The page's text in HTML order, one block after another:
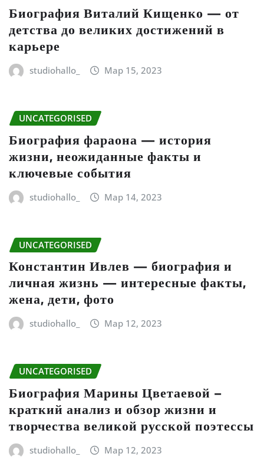
Биография Виталий Кищенко — от
детства до великих достижений в
карьере
studiohallo_ Мар 15, 2023
UNCATEGORISED
Биография фараона — история
жизни, неожиданные факты и
ключевые события
studiohallo_ Мар 14, 2023
UNCATEGORISED
Константин Ивлев — биография и
личная жизнь — интересные факты,
жена, дети, фото
studiohallo_ Мар 12, 2023
UNCATEGORISED
Биография Марины Цветаевой –
краткий анализ и обзор жизни и
творчества великой русской поэтессы
studiohallo_ Мар 12, 2023